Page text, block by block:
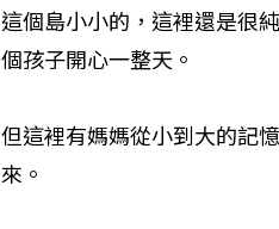
這個島小小的，這裡還是很
個孩子開心一整天。
但這裡有媽媽從小到大的記
來。